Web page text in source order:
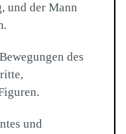
und der Mann
des
und